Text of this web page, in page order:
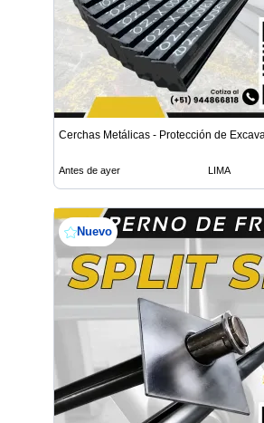
Cerchas Metálicas - Protección de
Antes de ayer LIMA
Nuevo